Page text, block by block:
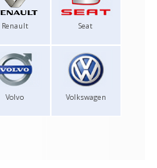
Renault Seat
Volvo Volkswagen